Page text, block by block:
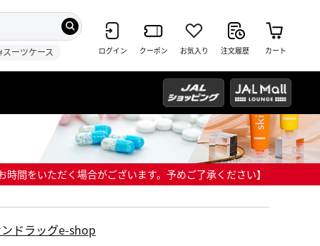
スーツケース ログイン クーポン お気入り 注文履歴 カート
間をいただく場合がございます。予めご了承ください】
ドラッグe-shop